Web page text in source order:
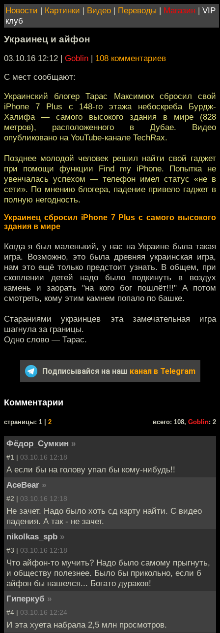
Новости | Картинки | Видео | Переводы | Магазин | VIP
клуб
Украинец и айфон
03.10.16 12:12 | Goblin | 108 комментариев
С мест сообщают:
Украинский блогер Тарас Максимюк сбросил свой
iPhone 7 Plus с 148-го этажа небоскреба Бурдж-
Халифа — самого высокого здания в мире (828
метров), расположенного в Дубае. Видео
опубликовано на YouTube-канале TechRax.
Позднее молодой человек решил найти свой гаджет
при помощи функции Find my iPhone. Попытка не
увенчалась успехом — телефон имел статус «не в
сети». По мнению блогера, падение привело гаджет в
полную негодность.
Украинец сбросил iPhone 7 Plus с самого высокого
здания в мире
Когда я был маленький, у нас на Украине была такая
игра. Возможно, это была древняя украинская игра,
нам это ещё только предстоит узнать. В общем, при
скоплении детей надо было подкинуть в воздух
камень и заорать "на кого бог пошлёт!!!" А потом
смотреть, кому этим камнем попало по башке.
Стараниями украинцев эта замечательная игра
шагнула за границы.
Одно слово — Тарас.
Подписывайся на наш канал в Telegram
Комментарии
cтраницы: 1 | 2 всего: 108, Goblin: 2
Фёдор_Сумкин »
#1 | 03.10.16 12:18
А если бы на голову упал бы кому-нибудь!!
AceBear »
#2 | 03.10.16 12:18
Не зачет. Надо было хоть сд карту найти. С видео
падения. А так - не зачет.
nikolkas_spb »
#3 | 03.10.16 12:18
Что айфон-то мучить? Надо было самому прыгнуть,
и обществу полезнее. Было бы прикольно, если б
айфон бы нашелся... Богато дураков!
Гиперкуб »
#4 | 03.10.16 12:24
И эта хуета набрала 2,5 млн просмотров.